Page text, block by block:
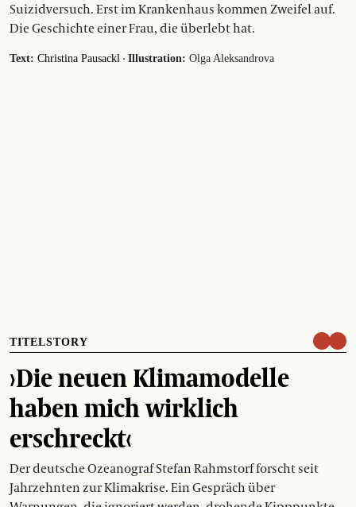
Suizidversuch. Erst im Krankenhaus kommen Zweifel auf.
Die Geschichte einer Frau, die überlebt hat.
Text: Christina Pausackl · Illustration: Olga Aleksandrova
TITELSTORY
›Die neuen Klimamodelle
haben mich wirklich
erschreckt‹
Der deutsche Ozeanograf Stefan Rahmstorf forscht seit
Jahrzehnten zur Klimakrise. Ein Gespräch über